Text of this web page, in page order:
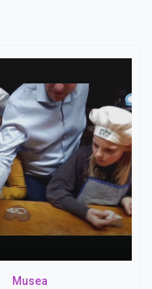
Musea